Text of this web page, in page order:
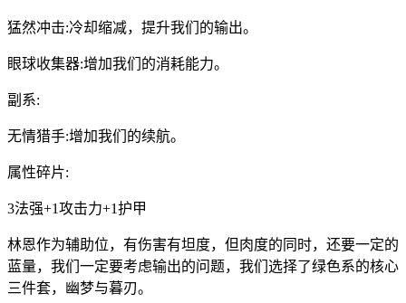
猛然冲击:冷却缩减，提升我们的输出。
眼球收集器:增加我们的消耗能力。
副系:
无情猎手:增加我们的续航。
属性碎片:
3法强+1攻击力+1护甲
林恩作为辅助位，有伤害有坦度，但肉度的同时，还要一定的
蓝量，我们一定要考虑输出的问题，我们选择了绿色系的核心
三件套，幽梦与暮刃。